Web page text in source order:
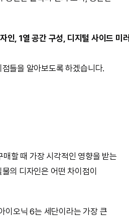
인, 1열 공간 구성, 디지털 사이드 미러
들을 알아보도록 하겠습니다.
할 때 가장 시각적인 영향을 받는
의 디자인은 어떤 차이점이
이오닉 6는 세단이라는 가장 큰